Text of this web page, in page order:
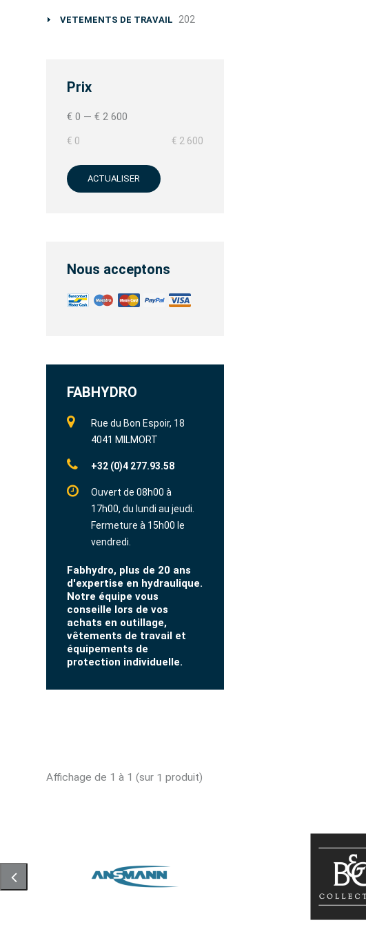
VETEMENTS DE TRAVAIL 202
Prix
€ 0 — € 2 600
€ 0 € 2 600
ACTUALISER
Nous acceptons
FABHYDRO
Rue du Bon Espoir, 18
4041 MILMORT
+32 (0)4 277.93.58
Ouvert de 08h00 à
17h00, du lundi au jeudi.
Fermeture à 15h00 le
vendredi.
Fabhydro, plus de 20 ans
d'expertise en hydraulique.
Notre équipe vous
conseille lors de vos
achats en outillage,
vêtements de travail et
équipements de
protection individuelle.
Affichage de 1 à 1 (sur 1 produit)